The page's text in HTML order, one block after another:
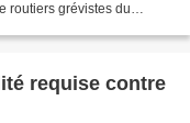
routiers grévistes du
requise contre